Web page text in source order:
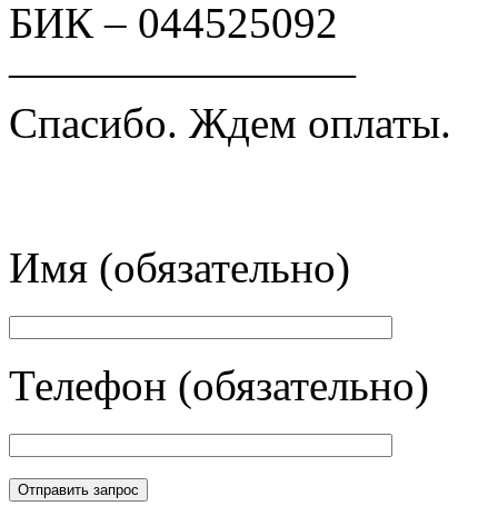
БИК – 044525092
————————
Спасибо. Ждем оплаты.
Имя (обязательно)
Телефон (обязательно)